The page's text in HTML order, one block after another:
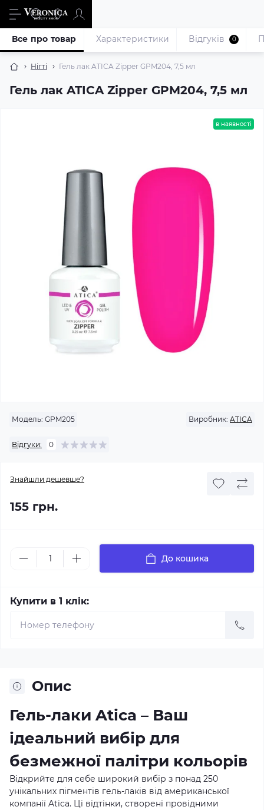
Нігті Гель лак ATICA Zipper GPM204, 7,5 мл
Гель лак ATICA Zipper GPM204, 7,5 мл
Все про товар Характеристики Відгуків 0
в наявності
Модель: GPM205 Виробник: ATICA
Відгуки: 0
Знайшли дешевше?
155 грн.
До кошика
Купити в 1 клік:
Опис
Гель-лаки Atica – Ваш
ідеальний вибір для
безмежної палітри кольорів
Відкрийте для себе широкий вибір з понад 250
унікальних пігментів гель-лаків від американської
компанії Atica. Ці відтінки, створені провідними